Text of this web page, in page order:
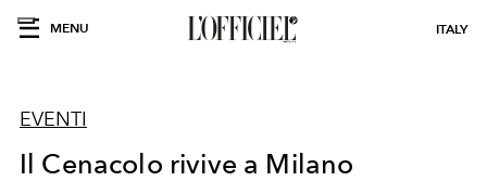
MENU ITALY
EVENTI
Il Cenacolo rivive a Milano